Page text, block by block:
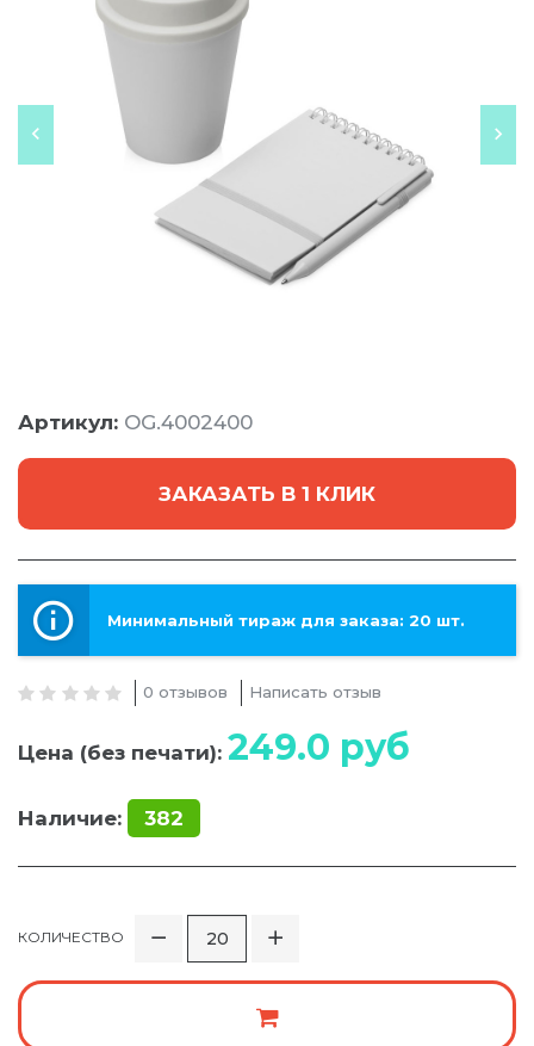
Артикул: OG.4002400
ЗАКАЗАТЬ В 1 КЛИК
Минимальный тираж для заказа: 20 шт.
0 отзывов Написать отзыв
Цена (без печати): 249.0 руб
Наличие: 382
КОЛИЧЕСТВО